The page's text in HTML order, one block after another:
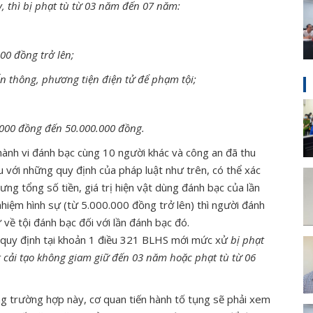
thì bị phạt tù từ 03 năm đến 07 năm:
đồng trở lên;
thông, phương tiện điện tử để phạm tội;
đồng đến 50.000.000 đồng.
vi đánh bạc cùng 10 người khác và công an đã thu
những quy định của pháp luật như trên, có thể xác
tổng số tiền, giá trị hiện vật dùng đánh bạc của lần
hình sự (từ 5.000.000 đồng trở lên) thì người đánh
tội đánh bạc đối với lần đánh bạc đó.
định tại khoản 1 điều 321 BLHS mới mức xửbị phạt
tạo không giam giữ đến 03 năm hoặc phạt tù từ 06
trường hợp này, cơ quan tiến hành tố tụng sẽ phải xem